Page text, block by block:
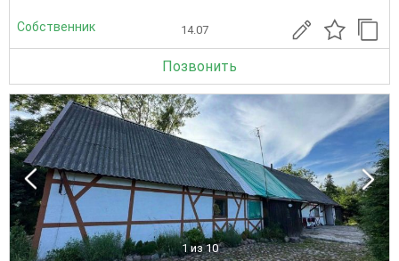
Собственник 14.07
Позвонить
1 из 10